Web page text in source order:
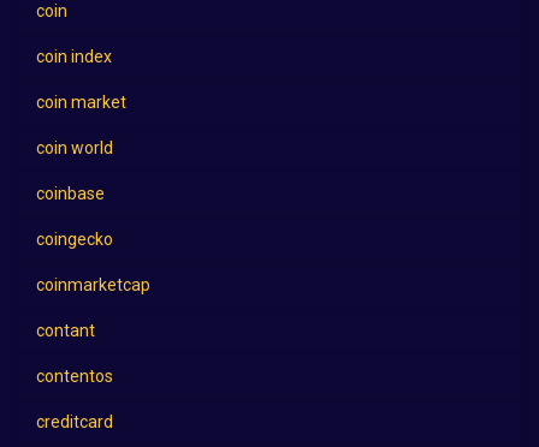
coin
coin index
coin market
coin world
coinbase
coingecko
coinmarketcap
contant
contentos
creditcard